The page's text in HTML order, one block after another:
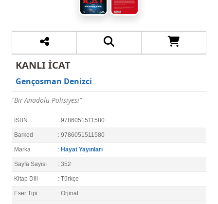
KANLI İCAT
Gençosman Denizci
"Bir Anadolu Polisiyesi"
ISBN : 9786051511580
Barkod : 9786051511580
Marka : Hayat Yayınları
Sayfa Sayısı : 352
Kitap Dili : Türkçe
Eser Tipi : Orjinal